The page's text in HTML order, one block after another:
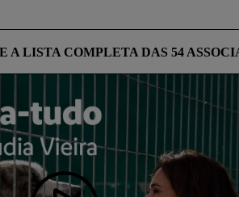
A LISTA COMPLETA DAS 54